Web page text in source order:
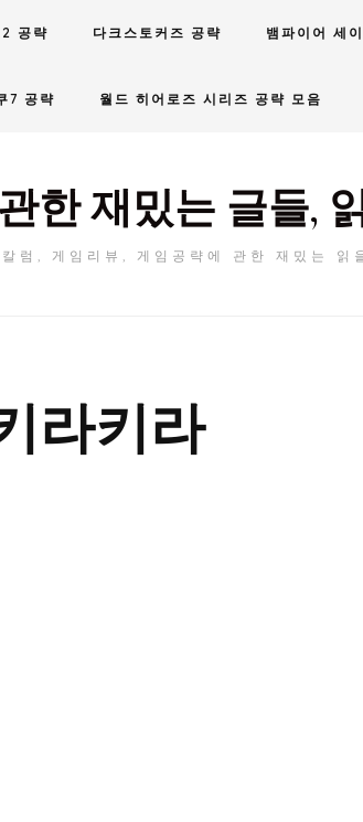
2 공략 다크스토커즈 공략 뱀파이어 세
7 공략 월드 히어로즈 시리즈 공략 모음
한 재밌는 글들,
칼럼, 게임리뷰, 게임공략에 관한 재밌는 읽
라키라